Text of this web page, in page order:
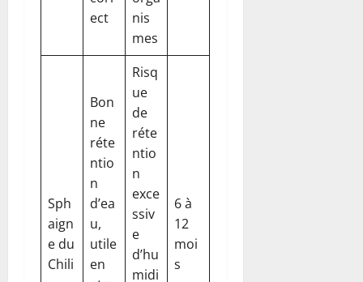
ect
nis
mes
Sph
aign
e du
Chili
Bon
ne
réte
ntio
n
d’ea
u,
utile
en
Risq
ue
de
réte
ntio
n
exce
ssiv
e
d’hu
midi
6 à
12
moi
s